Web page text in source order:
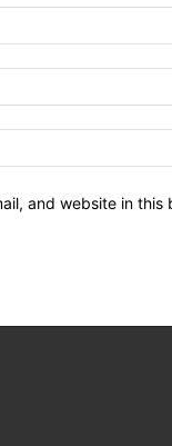
and website in